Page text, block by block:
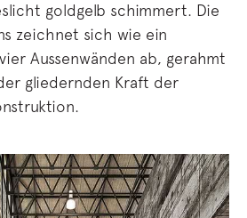
goldgelb schimmert. Die
zeichnet sich wie ein
Aussenwänden ab, gerahmt
gliedernden Kraft der